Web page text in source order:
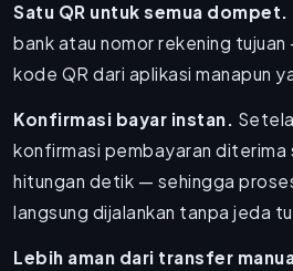
Satu QR untuk semua dompet.
bank atau nomor rekening
kode QR dari aplikasi manapun
Konfirmasi bayar instan.
konfirmasi pembayaran diterima
hitungan detik — sehingga
langsung dijalankan tanpa jeda
Lebih aman dari transfer